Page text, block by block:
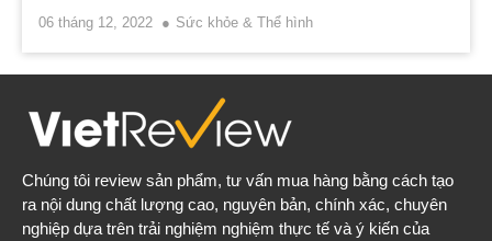
06 tháng 12, 2022 Sức khỏe & Thể hình
Chúng tôi review sản phẩm, tư vấn mua hàng bằng cách tạo
ra nội dung chất lượng cao, nguyên bản, chính xác, chuyên
nghiệp dựa trên trải nghiệm nghiệm thực tế và ý kiến của